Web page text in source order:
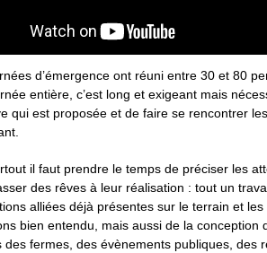
d’émergence ont réuni entre 30 et 80
entière, c’est long et exigeant mais
qui est proposée et de faire se rencontrer
il faut prendre le temps de préciser les
des rêves à leur réalisation : tout un
alliées déjà présentes sur le terrain et
bien entendu, mais aussi de la conception
des fermes, des évènements publiques,